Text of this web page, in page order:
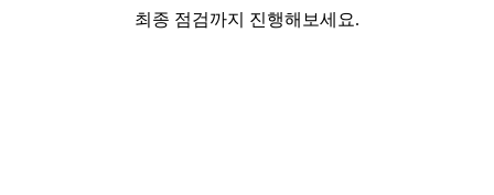
최종 점검까지 진행해보세요.